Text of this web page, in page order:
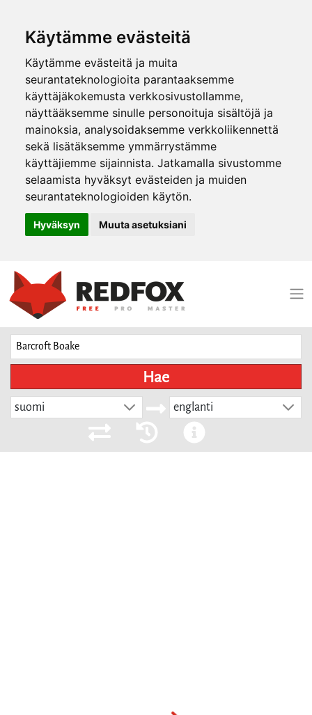
Käytämme evästeitä
Käytämme evästeitä ja muita
seurantateknologioita parantaaksemme
käyttäjäkokemusta verkkosivustollamme,
näyttääksemme sinulle personoituja sisältöjä ja
mainoksia, analysoidaksemme verkkoliikennettä
sekä lisätäksemme ymmärrystämme
käyttäjiemme sijainnista. Jatkamalla sivustomme
selaamista hyväksyt evästeiden ja muiden
seurantateknologioiden käytön.
Hyväksyn Muuta asetuksiani
Hae
suomi englanti